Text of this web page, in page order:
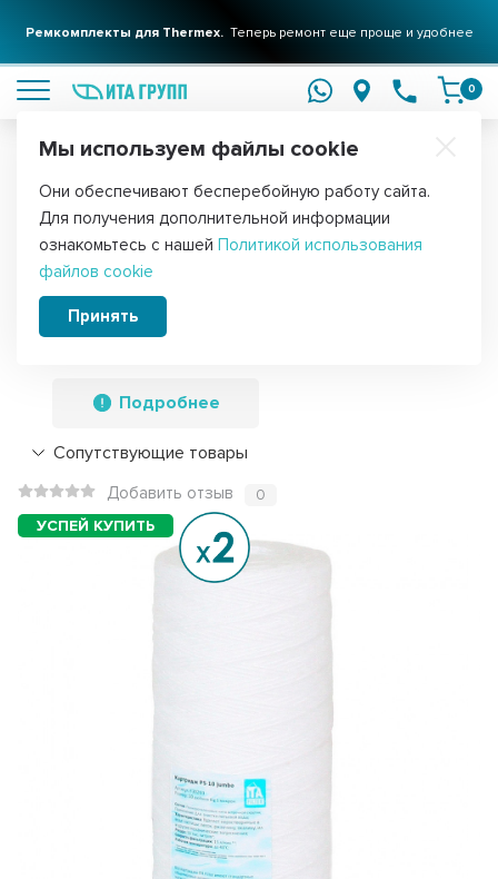
Ремкомплекты для Thermex.Теперь ремонт еще проще и удобнее
0
Главная Фильтры для воды Картриджи Картриджи грубой
Набор 2 шт Картридж для фильтра
воды ИТА полипропиленовая нить PS
10" 5 мкм для корпуса Big Blue (Jumbo),
KMF30203-5
Подробнее
Сопутствующие товары
Добавить отзыв 0
Мы используем файлы cookie
Они обеспечивают бесперебойную работу сайта.
Для получения дополнительной информации
ознакомьтесь с нашей Политикой использования
файлов cookie
Принять